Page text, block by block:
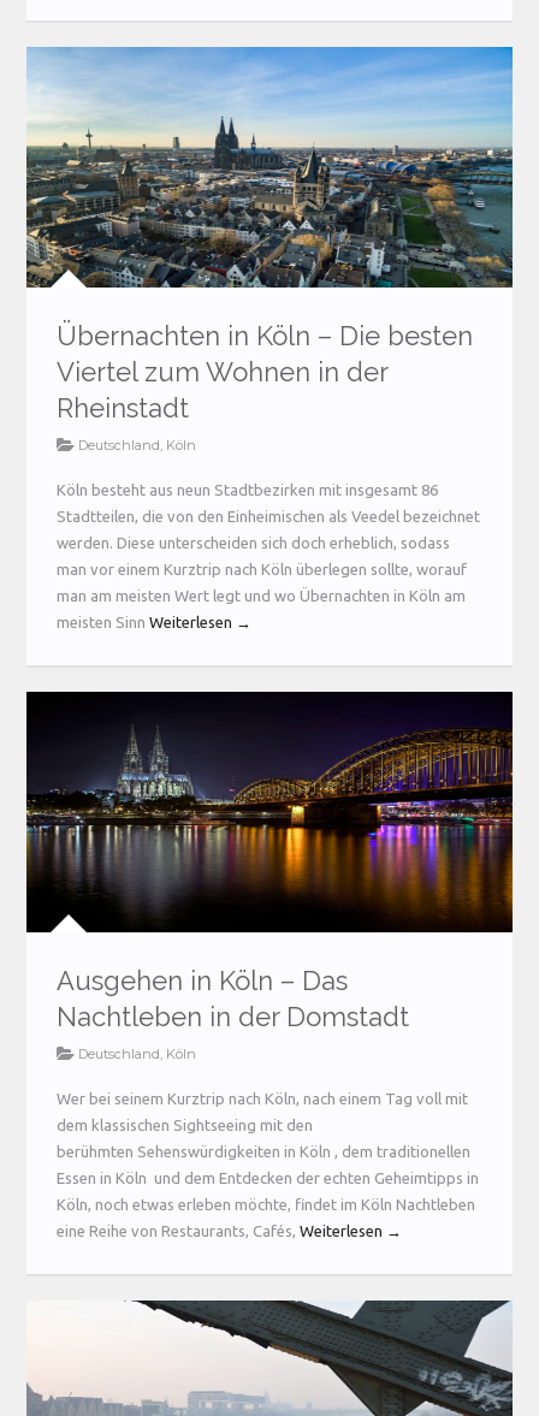
Übernachten in Köln – Die besten
Viertel zum Wohnen in der
Rheinstadt
Deutschland, Köln
Köln besteht aus neun Stadtbezirken mit insgesamt 86
Stadtteilen, die von den Einheimischen als Veedel bezeichnet
werden. Diese unterscheiden sich doch erheblich, sodass
man vor einem Kurztrip nach Köln überlegen sollte, worauf
man am meisten Wert legt und wo Übernachten in Köln am
meisten SinnWeiterlesen →
Ausgehen in Köln – Das
Nachtleben in der Domstadt
Deutschland, Köln
Wer bei seinem Kurztrip nach Köln, nach einem Tag voll mit
dem klassischen Sightseeing mit den
berühmten Sehenswürdigkeiten in Köln , dem traditionellen
Essen in Köln und dem Entdecken der echten Geheimtipps in
Köln, noch etwas erleben möchte, findet im Köln Nachtleben
eine Reihe von Restaurants, Cafés,Weiterlesen →